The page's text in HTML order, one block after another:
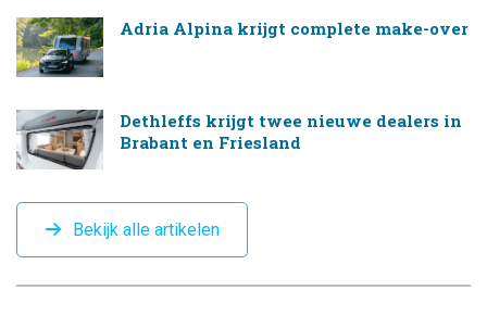
Adria Alpina krijgt complete make-over
Dethleffs krijgt twee nieuwe dealers in
Brabant en Friesland
Bekijk alle artikelen